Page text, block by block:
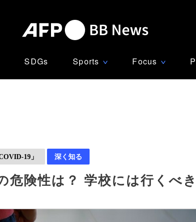
SDGs Sports ∨ Focus ∨
19」 深く知る
危険性は？ 学校には行くべ